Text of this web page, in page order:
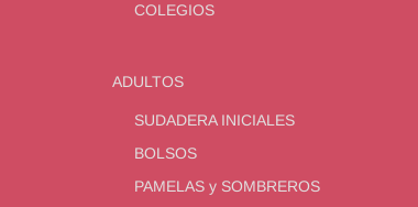
COLEGIOS
ADULTOS
SUDADERA INICIALES
BOLSOS
PAMELAS y SOMBREROS